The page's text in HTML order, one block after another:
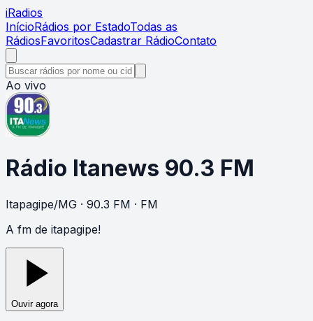
iRadios
InícioRádios por EstadoTodas as
RádiosFavoritosCadastrar RádioContato
Ao vivo
Rádio Itanews 90.3 FM
Itapagipe/MG · 90.3 FM · FM
A fm de itapagipe!
Ouvir agora